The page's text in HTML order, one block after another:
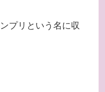
プリという名に収